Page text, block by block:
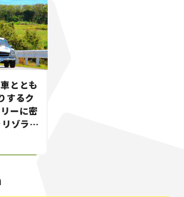
ととも
するク
ーに密
リゾラ沖